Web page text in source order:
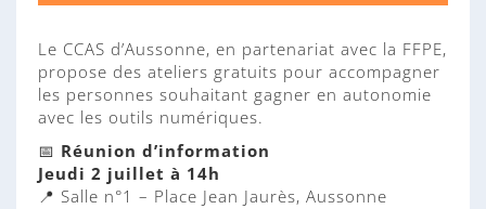
Le CCAS d’Aussonne, en partenariat avec la FFPE,
propose des ateliers gratuits pour accompagner
les personnes souhaitant gagner en autonomie
avec les outils numériques.
📅 Réunion d’information
Jeudi 2 juillet à 14h
📍 Salle n°1 – Place Jean Jaurès, Aussonne